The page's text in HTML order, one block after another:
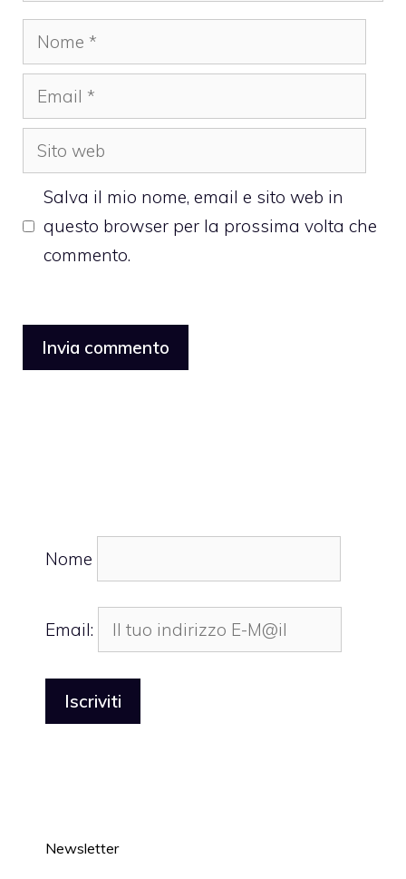
Nome
Email
Sito
web
Salva il mio nome, email e sito web in
questo browser per la prossima volta che
commento.
Nome
Email:
Newsletter